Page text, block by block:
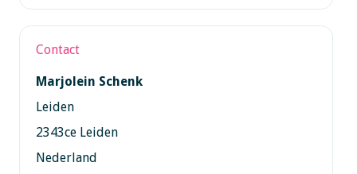
Contact
Marjolein Schenk
Leiden
2343ce Leiden
Nederland